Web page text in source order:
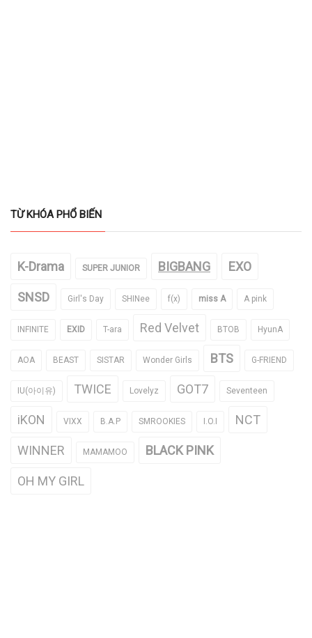
TỪ KHÓA PHỔ BIẾN
K-Drama SUPER JUNIOR BIGBANG EXO
SNSD Girl's Day SHINee f(x) miss A A pink
INFINITE EXID T-ara Red Velvet BTOB HyunA
AOA BEAST SISTAR Wonder Girls BTS G-FRIEND
IU(아이유) TWICE Lovelyz GOT7 Seventeen
iKON VIXX B.A.P SMROOKIES I.O.I NCT
WINNER MAMAMOO BLACK PINK
OH MY GIRL